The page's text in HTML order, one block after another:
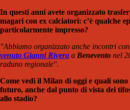
In questi anni avete organizzato
magari con ex calciatori: c’è qualche
particolarmente impresso?
"Abbiamo organizzato anche incontri
venuto Gianni Rivera a Benevento nel
raduno regionale".
Come vedi il Milan di oggi e quali
futuro, anche dal punto di vista dei
allo stadio?